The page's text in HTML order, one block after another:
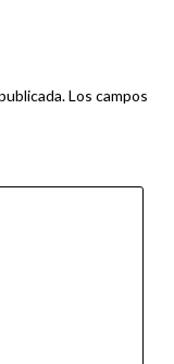
Los campos